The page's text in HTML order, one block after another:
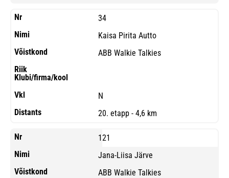
34
Kaisa Pirita Autto
ABB Walkie Talkies
N
20. etapp - 4,6 km
121
Jana-Liisa Järve
ABB Walkie Talkies